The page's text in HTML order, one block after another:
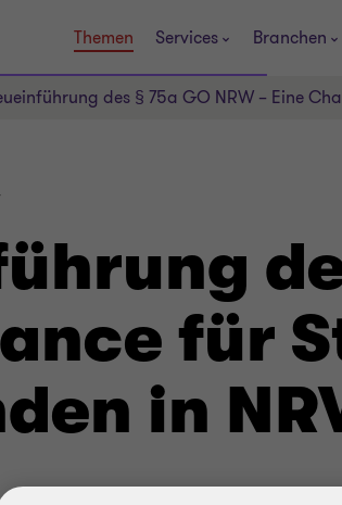
Themen Services Branchen
des § 75a GO NRW – Eine
für
in